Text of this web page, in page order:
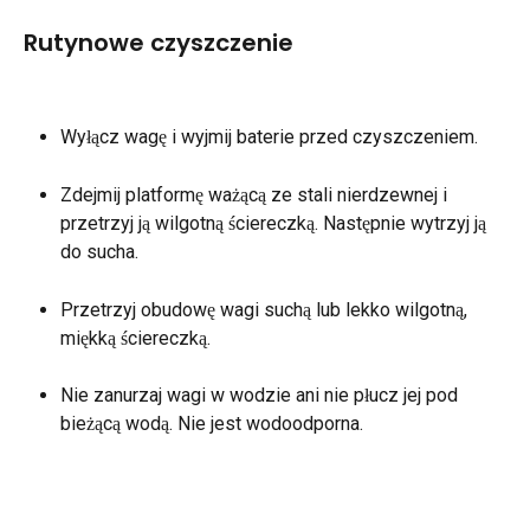
Rutynowe czyszczenie
Wyłącz wagę i wyjmij baterie przed czyszczeniem.
Zdejmij platformę ważącą ze stali nierdzewnej i
przetrzyj ją wilgotną ściereczką. Następnie wytrzyj ją
do sucha.
Przetrzyj obudowę wagi suchą lub lekko wilgotną,
miękką ściereczką.
Nie zanurzaj wagi w wodzie ani nie płucz jej pod
bieżącą wodą. Nie jest wodoodporna.